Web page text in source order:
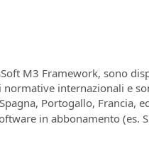
M3 Framework, sono
internazionali e
Portogallo, Francia,
in abbonamento (es.